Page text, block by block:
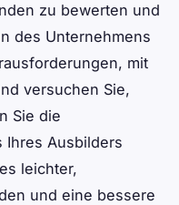
zu bewerten und
des Unternehmens
mit
versuchen Sie,
Sie die
Ihres Ausbilders
leichter,
und eine bessere